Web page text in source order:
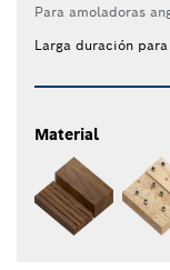
Para amoladoras
Larga duración
Material